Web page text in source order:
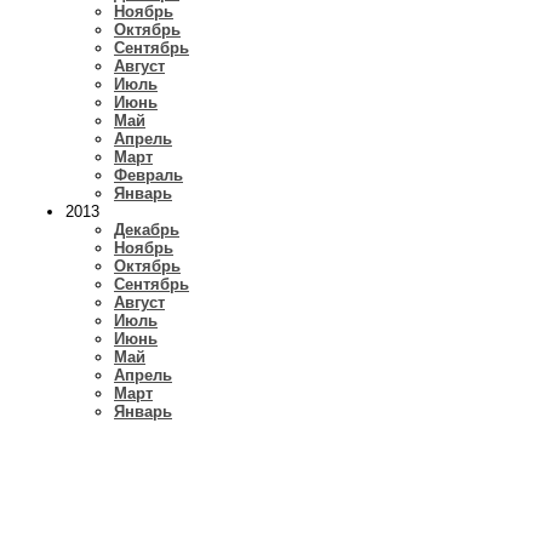
Ноябрь
Октябрь
Сентябрь
Август
Июль
Июнь
Май
Апрель
Март
Февраль
Январь
2013
Декабрь
Ноябрь
Октябрь
Сентябрь
Август
Июль
Июнь
Май
Апрель
Март
Январь